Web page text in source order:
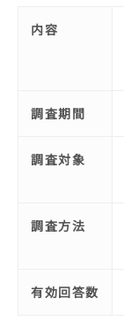
内容
調査期間
調査対象
調査方法
有効回答数